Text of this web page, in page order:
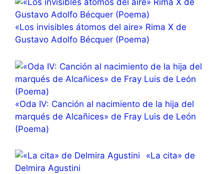
«Los invisibles átomos del aire» Rima X de
Gustavo Adolfo Bécquer (Poema)
«Oda IV: Canción al nacimiento de la hija del
marqués de Alcañices» de Fray Luis de León
(Poema)
«La cita» de
Delmira Agustini